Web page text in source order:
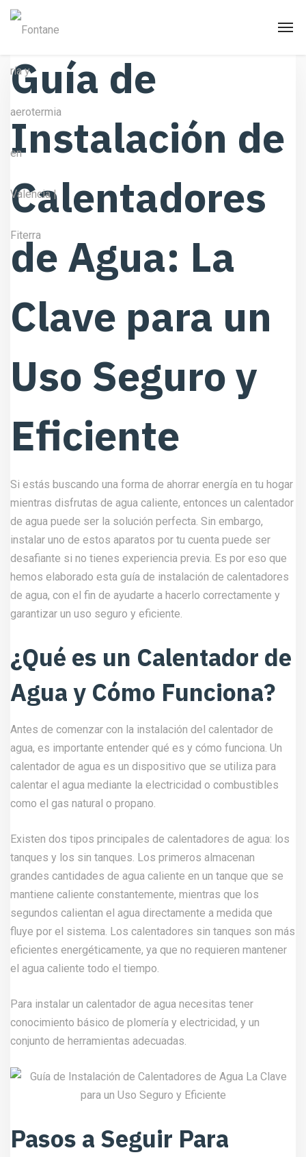
Guía de
Instalación de
Calentadores
de Agua: La
Clave para un
Uso Seguro y
Eficiente
Si estás buscando una forma de ahorrar energía en tu hogar
mientras disfrutas de agua caliente, entonces un calentador
de agua puede ser la solución perfecta. Sin embargo,
instalar uno de estos aparatos por tu cuenta puede ser
desafiante si no tienes experiencia previa. Es por eso que
hemos elaborado esta guía de instalación de calentadores
de agua, con el fin de ayudarte a hacerlo correctamente y
garantizar un uso seguro y eficiente.
¿Qué es un Calentador de
Agua y Cómo Funciona?
Antes de comenzar con la instalación del calentador de
agua, es importante entender qué es y cómo funciona. Un
calentador de agua es un dispositivo que se utiliza para
calentar el agua mediante la electricidad o combustibles
como el gas natural o propano.
Existen dos tipos principales de calentadores de agua: los
tanques y los sin tanques. Los primeros almacenan
grandes cantidades de agua caliente en un tanque que se
mantiene caliente constantemente, mientras que los
segundos calientan el agua directamente a medida que
fluye por el sistema. Los calentadores sin tanques son más
eficientes energéticamente, ya que no requieren mantener
el agua caliente todo el tiempo.
Para instalar un calentador de agua necesitas tener
conocimiento básico de plomería y electricidad, y un
conjunto de herramientas adecuadas.
Pasos a Seguir Para